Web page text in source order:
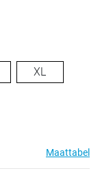
XL
Maattabel